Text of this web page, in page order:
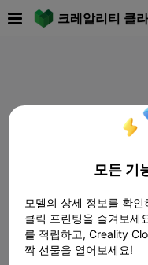
크레알리티 클
모든 기
모델의 상세 정보를 확
클릭 프린팅을 즐겨보세
를 적립하고, Creality
짝 선물을 열어보세요!